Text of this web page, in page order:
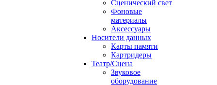
Сценический свет
Фоновые
материалы
Аксессуары
Носители данных
Карты памяти
Картридеры
Театр/Сцена
Звуковое
оборудование